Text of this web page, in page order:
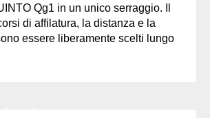
Qg1 in un unico serraggio. Il
di affilatura, la distanza e la
essere liberamente scelti lungo